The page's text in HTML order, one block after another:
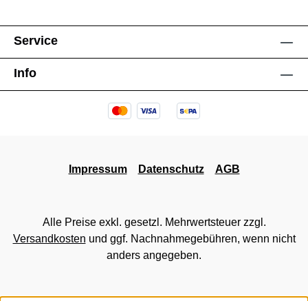
Service
Info
Impressum Datenschutz AGB
Alle Preise exkl. gesetzl. Mehrwertsteuer zzgl.
Versandkosten und ggf. Nachnahmegebühren, wenn nicht
anders angegeben.